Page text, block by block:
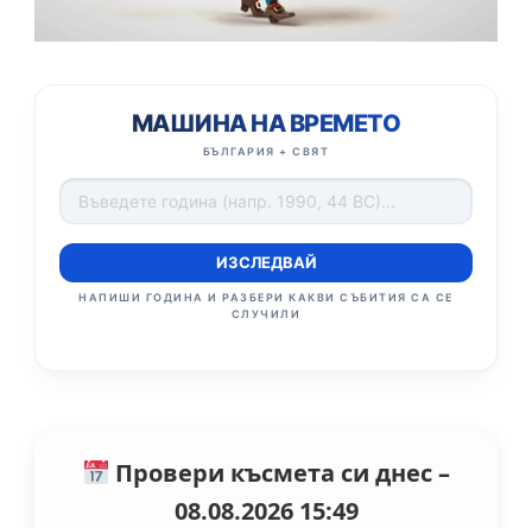
МАШИНА НА ВРЕМЕТО
БЪЛГАРИЯ + СВЯТ
ИЗСЛЕДВАЙ
НАПИШИ ГОДИНА И РАЗБЕРИ КАКВИ СЪБИТИЯ СА СЕ
СЛУЧИЛИ
Провери късмета си днес –
08.08.2026 15:49